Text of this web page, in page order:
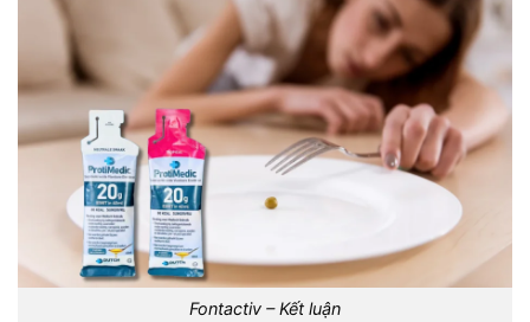
Fontactiv – Kết luận